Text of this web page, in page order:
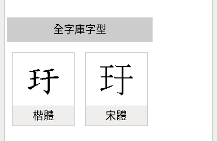
全字庫字型
楷體 宋體